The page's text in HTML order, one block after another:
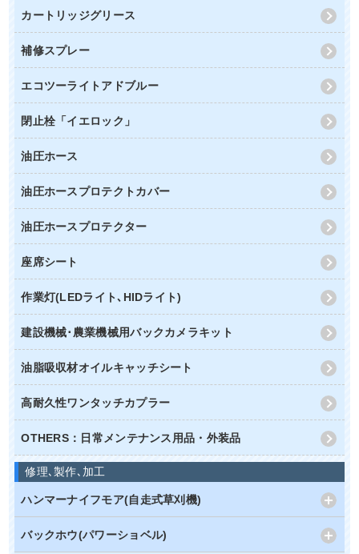
カートリッジグリース
補修スプレー
エコツーライトアドブルー
閉止栓「イエロック」
油圧ホース
油圧ホースプロテクトカバー
油圧ホースプロテクター
座席シート
作業灯(LEDライト､HIDライト)
建設機械･農業機械用バックカメラキット
油脂吸収材オイルキャッチシート
高耐久性ワンタッチカプラー
OTHERS：日常メンテナンス用品・外装品
修理､製作､加工
ハンマーナイフモア(自走式草刈機)
バックホウ(パワーショベル)